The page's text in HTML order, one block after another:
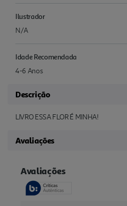
Ilustrador
N/A
Idade Recomendada
4-6 Anos
Descrição
LIVRO ESSA FLOR É MINHA!
Avaliações